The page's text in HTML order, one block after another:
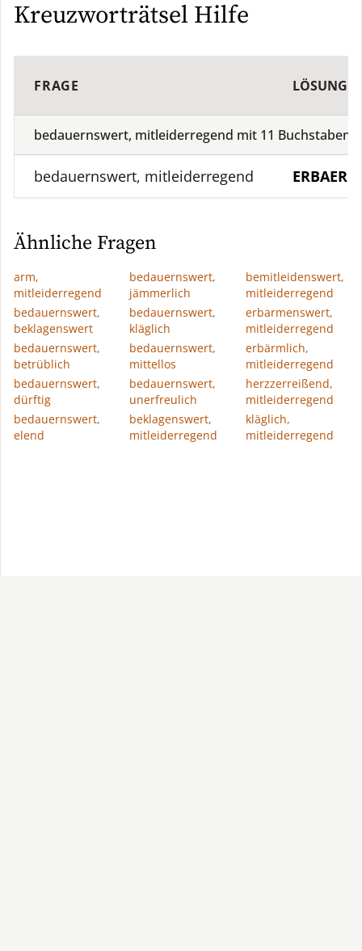
Kreuzworträtsel Hilfe
FRAGE LÖSUNG
bedauernswert, mitleiderregend mit 11 Buchstaben
bedauernswert, mitleiderregend
Ähnliche Fragen
arm,
mitleiderregend
bedauernswert,
beklagenswert
bedauernswert,
betrüblich
bedauernswert,
dürftig
bedauernswert,
elend
bedauernswert,
jämmerlich
bedauernswert,
kläglich
bedauernswert,
mittellos
bedauernswert,
unerfreulich
beklagenswert,
mitleiderregend
bemitleidenswert,
mitleiderregend
erbarmenswert,
mitleiderregend
erbärmlich,
mitleiderregend
herzzerreißend,
mitleiderregend
kläglich,
mitleiderregend